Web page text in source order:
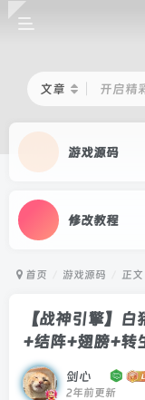
文章 开启精
游戏源码
修改教程
首页 游戏源码 正文
【战神引擎】
+结阵+翅膀+转
剑心
2年前更新